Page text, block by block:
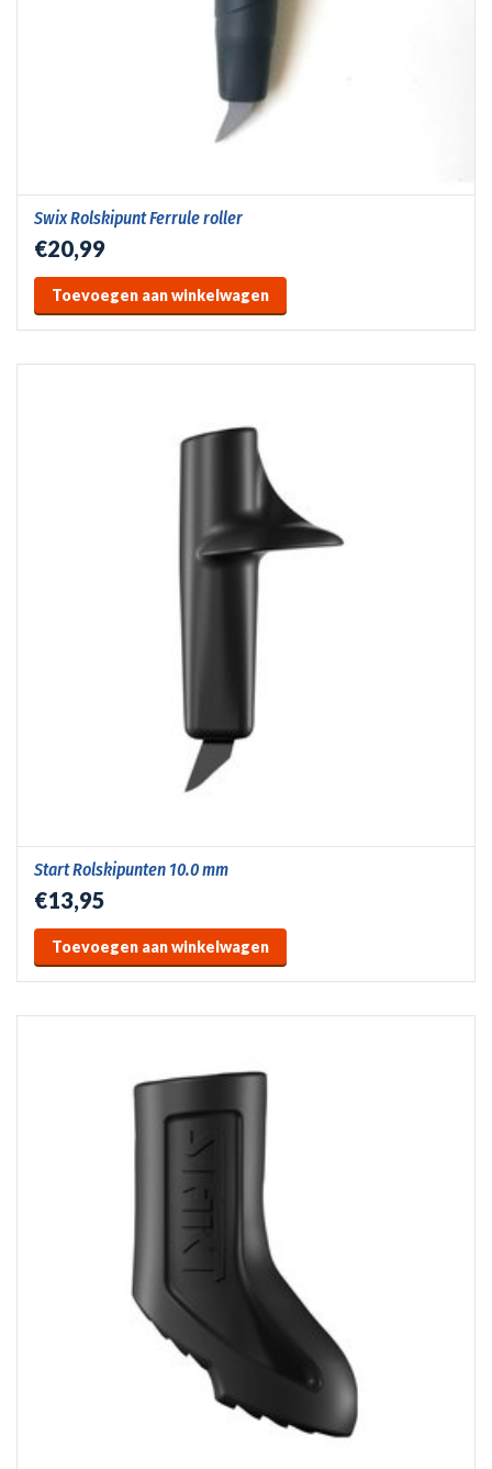
Swix Rolskipunt Ferrule roller
€20,99
Toevoegen aan winkelwagen
Start Rolskipunten 10.0 mm
€13,95
Toevoegen aan winkelwagen